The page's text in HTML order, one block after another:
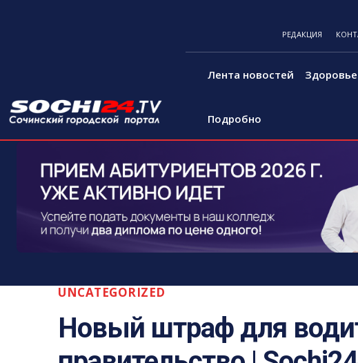
РЕДАКЦИЯ
Лента новостей Здоровье
Подробно
UNCATEGORIZED
Новый штраф для